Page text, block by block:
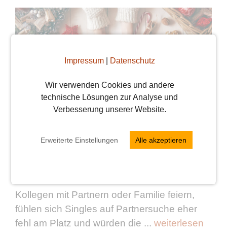
Impressum| Datenschutz
Wir verwenden Cookies und andere
technische Lösungen zur Analyse und
Verbesserung unserer Website.
Erweiterte Einstellungen Alle akzeptieren
Die besten Tipps für Stuttgarter Singles an
Julia
Kollegen mit Partnern oder Familie feiern,
fühlen sich Singles auf Partnersuche eher
fehl am Platz und würden die ... weiterlesen